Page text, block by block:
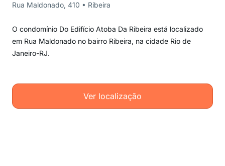
Rua Maldonado, 410 • Ribeira
O condomínio Do Edifício Atoba Da Ribeira está localizado
em Rua Maldonado no bairro Ribeira, na cidade Rio de
Janeiro-RJ.
Ver localização